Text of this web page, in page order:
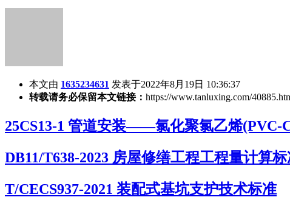
本文由 1635234631 发表于2022年8月19日 10:36:37
转载请务必保留本文链接： https://www.tanluxing.com/
25CS13-1 管道安装——氯化聚氯乙烯(PVC-
DB11/T638-2023 房屋修缮工程工程量计算
T/CECS937-2021 装配式基坑支护技术标准